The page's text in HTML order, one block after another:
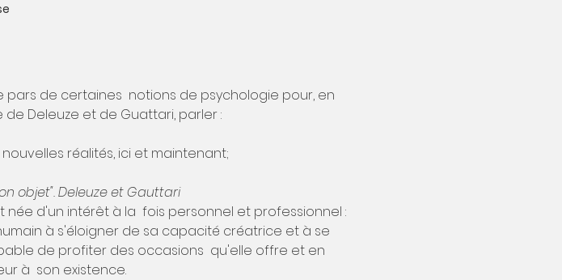
de certaines  notions de psychologie pour, en
Deleuze et de Guattari, parler :
réalités, ici et maintenant;
objet". Deleuze et Gauttari
d'un intérêt à la  fois personnel et professionnel :
à s'éloigner de sa capacité créatrice et à se
de profiter des occasions  qu'elle offre et en
à  son existence.